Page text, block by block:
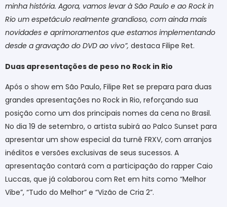
minha história. Agora, vamos levar à São Paulo e ao Rock in
Rio um espetáculo realmente grandioso, com ainda mais
novidades e aprimoramentos que estamos implementando
desde a gravação do DVD ao vivo”, destaca Filipe Ret.
Duas apresentações de peso no Rock in Rio
Após o show em São Paulo, Filipe Ret se prepara para duas
grandes apresentações no Rock in Rio, reforçando sua
posição como um dos principais nomes da cena no Brasil.
No dia 19 de setembro, o artista subirá ao Palco Sunset para
apresentar um show especial da turnê FRXV, com arranjos
inéditos e versões exclusivas de seus sucessos. A
apresentação contará com a participação do rapper Caio
Luccas, que já colaborou com Ret em hits como “Melhor
Vibe”, “Tudo do Melhor” e “Vizão de Cria 2”.